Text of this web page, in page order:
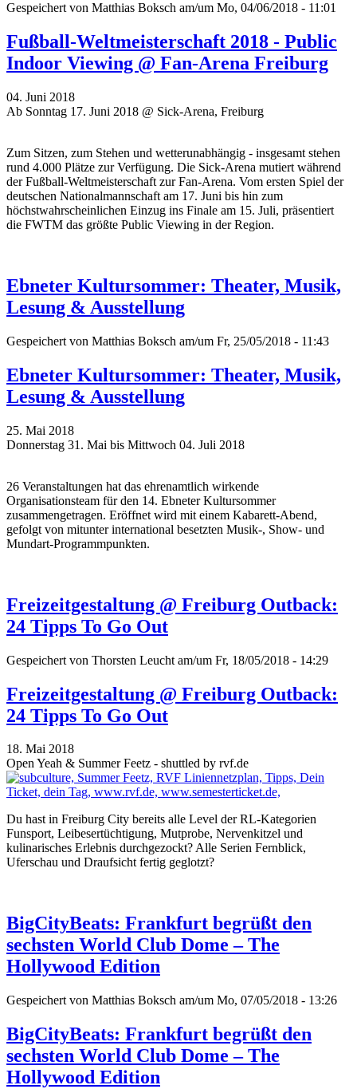
Gespeichert von Matthias Boksch am/um Mo, 04/06/2018 - 11:01
Fußball-Weltmeisterschaft 2018 - Public
Indoor Viewing @ Fan-Arena Freiburg
04. Juni 2018
Ab Sonntag 17. Juni 2018 @ Sick-Arena, Freiburg
Zum Sitzen, zum Stehen und wetterunabhängig - insgesamt stehen
rund 4.000 Plätze zur Verfügung. Die Sick-Arena mutiert während
der Fußball-Weltmeisterschaft zur Fan-Arena. Vom ersten Spiel der
deutschen Nationalmannschaft am 17. Juni bis hin zum
höchstwahrscheinlichen Einzug ins Finale am 15. Juli, präsentiert
die FWTM das größte Public Viewing in der Region.
Ebneter Kultursommer: Theater, Musik,
Lesung & Ausstellung
Gespeichert von Matthias Boksch am/um Fr, 25/05/2018 - 11:43
Ebneter Kultursommer: Theater, Musik,
Lesung & Ausstellung
25. Mai 2018
Donnerstag 31. Mai bis Mittwoch 04. Juli 2018
26 Veranstaltungen hat das ehrenamtlich wirkende
Organisationsteam für den 14. Ebneter Kultursommer
zusammengetragen. Eröffnet wird mit einem Kabarett-Abend,
gefolgt von mitunter international besetzten Musik-, Show- und
Mundart-Programmpunkten.
Freizeitgestaltung @ Freiburg Outback:
24 Tipps To Go Out
Gespeichert von Thorsten Leucht am/um Fr, 18/05/2018 - 14:29
Freizeitgestaltung @ Freiburg Outback:
24 Tipps To Go Out
18. Mai 2018
Open Yeah & Summer Feetz - shuttled by rvf.de
Du hast in Freiburg City bereits alle Level der RL-Kategorien
Funsport, Leibesertüchtigung, Mutprobe, Nervenkitzel und
kulinarisches Erlebnis durchgezockt? Alle Serien Fernblick,
Uferschau und Draufsicht fertig geglotzt?
BigCityBeats: Frankfurt begrüßt den
sechsten World Club Dome – The
Hollywood Edition
Gespeichert von Matthias Boksch am/um Mo, 07/05/2018 - 13:26
BigCityBeats: Frankfurt begrüßt den
sechsten World Club Dome – The
Hollywood Edition